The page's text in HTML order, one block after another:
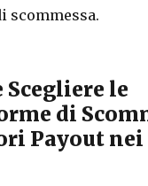
scommessa.
Scegliere le
di
Payout nei